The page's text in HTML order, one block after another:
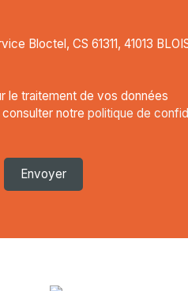
Bloctel, CS 61311, 41013
le traitement de vos données
notre politique de
Envoyer